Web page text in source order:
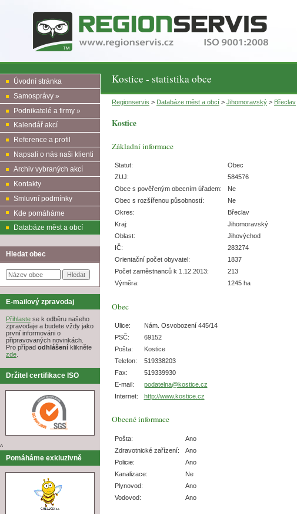
Kostice - statistika obce
Úvodní stránka
Samosprávy »
Podnikatelé a firmy »
Kalendář akcí
Reference a profil
Napsali o nás naši klienti
Archiv vybraných akcí
Kontakty
Smluvní podmínky
Kde pomáháme
Databáze měst a obcí
Hledat obec
E-mailový zpravodaj
Přihlaste se k odběru našeho
zpravodaje a budete vždy jako
první informováni o
připravovaných novinkách.
Pro případ odhlášení klikněte
zde.
Držitel certifikace ISO
^
Pomáháme exkluzivně
Regionservis > Databáze měst a obcí > Jihomoravský > Břeclav
Kostice
Základní informace
Statut:
Obec
ZUJ:
584576
Obce s pověřeným obecním úřadem:
Ne
Obec s rozšířenou působností:
Ne
Okres:
Břeclav
Kraj:
Jihomoravský
Oblast:
Jihovýchod
IČ:
283274
Orientační počet obyvatel:
1837
Počet zaměstnanců k 1.12.2013:
213
Výměra:
1245 ha
Obec
Ulice:
Nám. Osvobození 445/14
PSČ:
69152
Pošta:
Kostice
Telefon:
519338203
Fax:
519339930
E-mail:
podatelna@kostice.cz
Internet:
http://www.kostice.cz
Obecné informace
Pošta:
Ano
Zdravotnické zařízení:
Ano
Policie:
Ano
Kanalizace:
Ne
Plynovod:
Ano
Vodovod:
Ano